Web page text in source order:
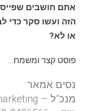
אתם חושבים
הזה ועשו סקר כדי
או לא?
פוסט קצר ומשמח…
נסים אמאר
מנכ”ל – Dmarketing